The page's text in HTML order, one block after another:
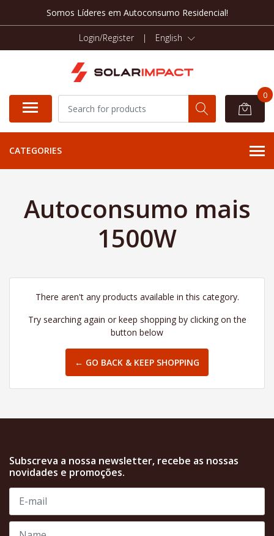
Somos Líderes em Autoconsumo Residencial!
Login/Register | English
0
CATEGORIES
Autoconsumo mais
1500W
There aren't any products available in this category.
Try searching again or keep shopping by clicking on the
button below
← GO BACK & KEEP SHOPPING
Subscreva a nossa newsletter, recebe as nossas
novidades e promoções.